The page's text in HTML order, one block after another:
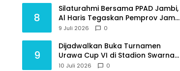
8
Silaturahmi Bersama PPAD Jambi,
Al Haris Tegaskan Pemprov Jambi
Terus Rangkul Para Purnawirawan
9 Juli 2026 0
9
Dijadwalkan Buka Turnamen
Urawa Cup VI di Stadion Swarna
Bhumi, Gubernur Al Haris Siap
10 Juli 2026 0